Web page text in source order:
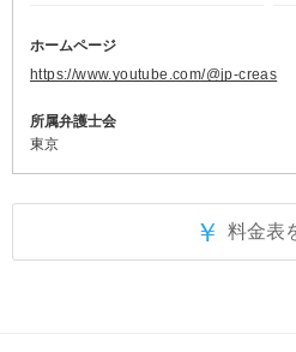
ホームページ
https://www.youtube.com/@jp-creas
所属弁護士会
東京
￥ 料金表